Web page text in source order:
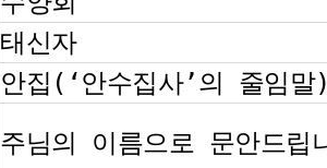
태신자
안집(‘안수집사’의 줄임말
주님의 이름으로 문안드립